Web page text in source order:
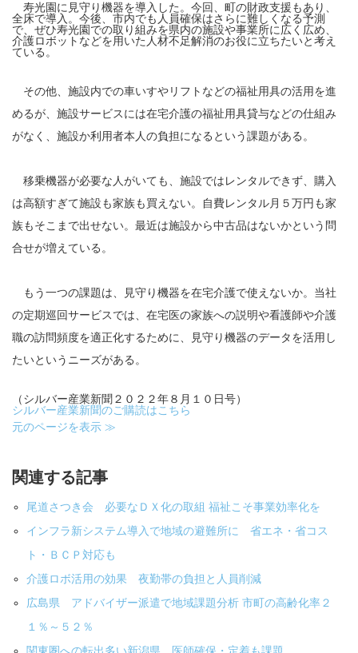
寿光園に見守り機器を導入した。今回、町の財政支援もあり、
全床で導入。今後、市内でも人員確保はさらに難しくなる予測
で、ぜひ寿光園での取り組みを県内の施設や事業所に広く広め、
介護ロボットなどを用いた人材不足解消のお役に立ちたいと考え
ている。
その他、施設内での車いすやリフトなどの福祉用具の活用を進
めるが、施設サービスには在宅介護の福祉用具貸与などの仕組み
がなく、施設か利用者本人の負担になるという課題がある。
移乗機器が必要な人がいても、施設ではレンタルできず、購入
は高額すぎて施設も家族も買えない。自費レンタル月５万円も家
族もそこまで出せない。最近は施設から中古品はないかという問
合せが増えている。
もう一つの課題は、見守り機器を在宅介護で使えないか。当社
の定期巡回サービスでは、在宅医の家族への説明や看護師や介護
職の訪問頻度を適正化するために、見守り機器のデータを活用し
たいというニーズがある。
（シルバー産業新聞２０２２年８月１０日号）
シルバー産業新聞のご購読はこちら
元のページを表示 ≫
関連する記事
尾道さつき会 必要なＤＸ化の取組 福祉こそ事業効率化を
インフラ新システム導入で地域の避難所に 省エネ・省コス
ト・ＢＣＰ対応も
介護ロボ活用の効果 夜勤帯の負担と人員削減
広島県 アドバイザー派遣で地域課題分析 市町の高齢化率２
１％～５２％